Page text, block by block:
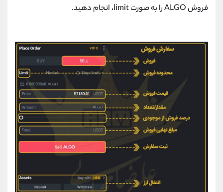
فروش ALGO را به صورت limit، انجام دهید.